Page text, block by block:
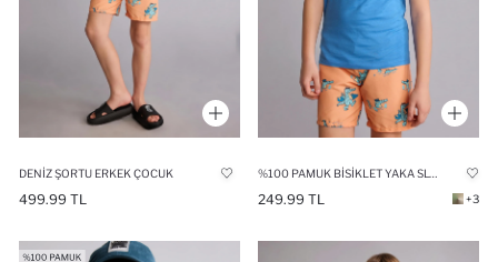
DENIZ ŞORTU ERKEK ÇOCUK
499.99 TL 249.99 TL +3